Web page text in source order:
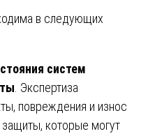
в следующих
систем
. Экспертиза
повреждения и износ
которые могут